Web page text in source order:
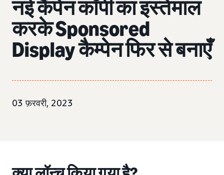
नई कैंपेन कॉपी का इस्तेमाल
करके Sponsored
Display कैम्पेन फिर से बनाएँ
03 फ़रवरी, 2023